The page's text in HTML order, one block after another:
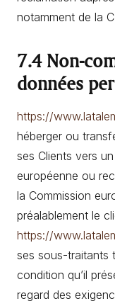
notamment de la
7.4 Non-
données
https://
héberger ou
ses Clients vers
européenne ou
la Commission
préalablement le
https://
ses sous-traitants
condition qu’il
regard des